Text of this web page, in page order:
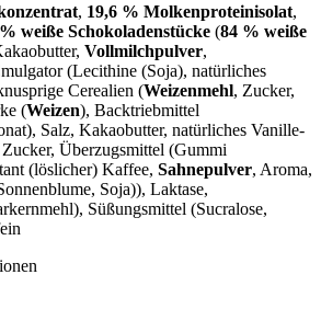
, 19,6 % Molkenproteinisolat,
weiße Schokoladenstücke (84 % weiße
Vollmilchpulver,
(Lecithine (Soja), natürliches
Cerealien (Weizenmehl, Zucker,
(Weizen), Backtriebmittel
Salz, Kakaobutter, natürliches Vanille-
Überzugsmittel (Gummi
(löslicher) Kaffee, Sahnepulver, Aroma,
Soja)), Laktase,
Süßungsmittel (Sucralose,